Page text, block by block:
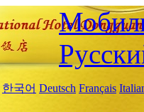
한국어 Deutsch Français